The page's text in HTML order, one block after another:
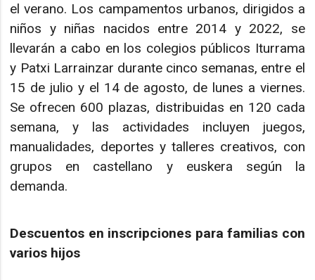
el verano. Los campamentos urbanos, dirigidos a
niños y niñas nacidos entre 2014 y 2022, se
llevarán a cabo en los colegios públicos Iturrama
y Patxi Larrainzar durante cinco semanas, entre el
15 de julio y el 14 de agosto, de lunes a viernes.
Se ofrecen 600 plazas, distribuidas en 120 cada
semana, y las actividades incluyen juegos,
manualidades, deportes y talleres creativos, con
grupos en castellano y euskera según la
demanda.
Descuentos en inscripciones para familias con
varios hijos